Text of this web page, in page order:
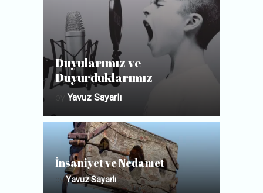
Duyularımız ve
Duyurduklarımız
Yavuz Sayarlı
İnsaniyet ve Nedamet
byYavuz Sayarlı